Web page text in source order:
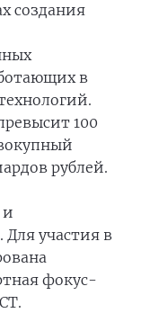
создания
в
100
рублей.
и
участия в
фокус-